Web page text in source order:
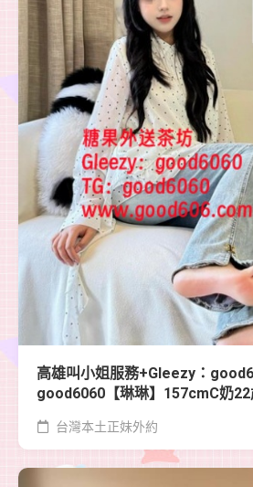
高雄叫小姐服務+Gleezy：
good6060【琳琳】157cmC奶22
台灣本土正妹外約